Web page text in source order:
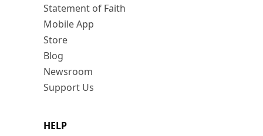
Statement of Faith
Mobile App
Store
Blog
Newsroom
Support Us
HELP